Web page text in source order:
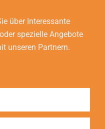
über Interessante
spezielle Angebote
unseren Partnern.